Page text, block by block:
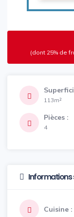
(dont 25% de
113m²
Pièces :
4
Informations
Cuisine :